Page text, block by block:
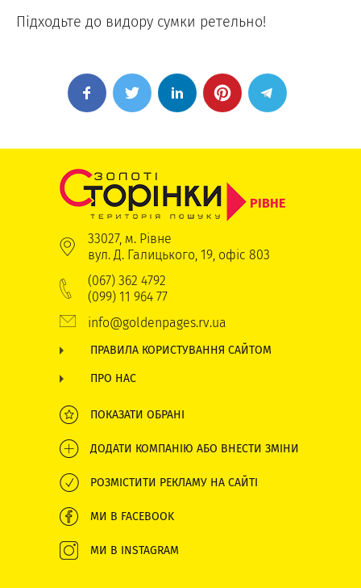
Підходьте до видору сумки ретельно!
РІВНЕ
33027, м. Рівне
вул. Д. Галицького, 19, офіс 803
(067) 362 4792
(099) 11 964 77
info@goldenpages.rv.ua
ПРАВИЛА КОРИСТУВАННЯ САЙТОМ
ПРО НАС
ПОКАЗАТИ ОБРАНІ
ДОДАТИ КОМПАНІЮ АБО ВНЕСТИ ЗМІНИ
РОЗМІСТИТИ РЕКЛАМУ НА САЙТІ
МИ В FACEBOOK
МИ В INSTAGRAM